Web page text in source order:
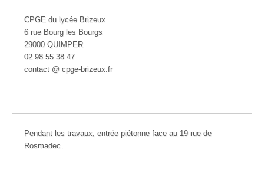
CPGE du lycée Brizeux
6 rue Bourg les Bourgs
29000 QUIMPER
02 98 55 38 47
contact @ cpge-brizeux.fr
Pendant les travaux, entrée piétonne face au 19 rue de
Rosmadec.